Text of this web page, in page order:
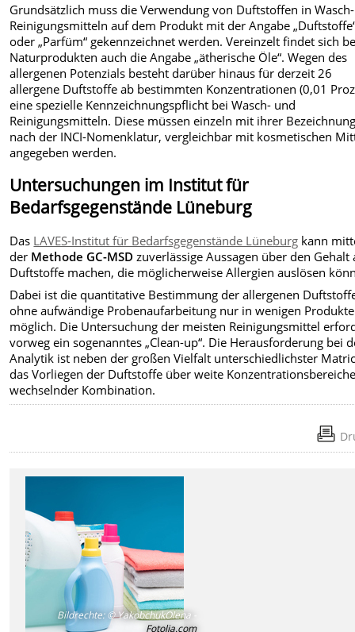
Grundsätzlich muss die Verwendung von Duftstoffen in
Reinigungsmitteln auf dem Produkt mit der Angabe
oder „Parfüm“ gekennzeichnet werden. Vereinzelt findet sich
Naturprodukten auch die Angabe „ätherische Öle“. Wegen des
allergenen Potenzials besteht darüber hinaus für derzeit 26
allergene Duftstoffe ab bestimmten Konzentrationen (0,01
eine spezielle Kennzeichnungspflicht bei Wasch- und
Reinigungsmitteln. Diese müssen einzeln mit ihrer
nach der INCI-Nomenklatur, vergleichbar mit kosmetischen
angegeben werden.
Untersuchungen im Institut für
Bedarfsgegenstände Lüneburg
Das LAVES-Institut für Bedarfsgegenstände Lüneburg kann
der Methode GC-MSD zuverlässige Aussagen über den Gehalt
Duftstoffe machen, die möglicherweise Allergien auslösen
Dabei ist die quantitative Bestimmung der allergenen
ohne aufwändige Probenaufarbeitung nur in wenigen
möglich. Die Untersuchung der meisten Reinigungsmittel
vorweg ein sogenanntes „Clean-up“. Die Herausforderung bei
Analytik ist neben der großen Vielfalt unterschiedlichster
das Vorliegen der Duftstoffe über weite
wechselnder Kombination.
Bildrechte:© YakobchukOlena -
Fotolia.com